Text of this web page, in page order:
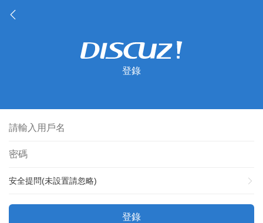
登錄
安全提問(未設置請忽略)
登錄